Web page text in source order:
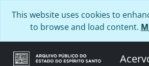
This website uses cookies to
to browse and load content.